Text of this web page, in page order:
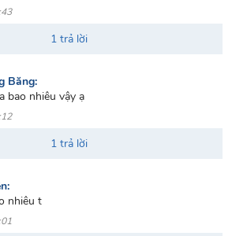
1 trả lời
Băng:
bao nhiêu vậy ạ
1 trả lời
nhiêu t